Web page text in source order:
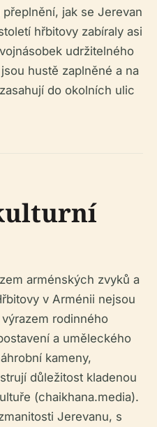
jak se Jerevan
hřbitovy zabíraly asi
udržitelného
hustě zaplněné a na
do okolních ulic
arménských zvyků a
v Arménii nejsou
rodinného
a uměleckého
kameny,
důležitost kladenou
(chaikhana.media).
Jerevanu, s